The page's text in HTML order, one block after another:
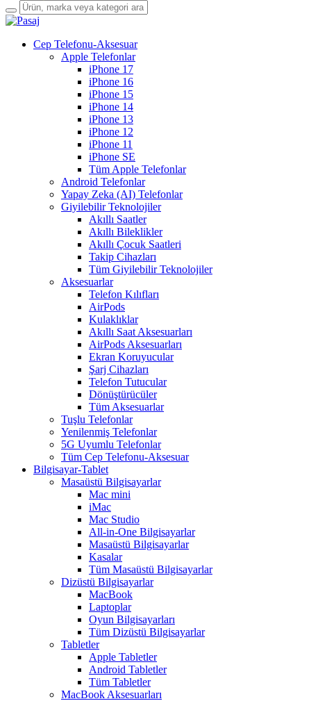
Cep Telefonu-Aksesuar
Apple Telefonlar
iPhone 17
iPhone 16
iPhone 15
iPhone 14
iPhone 13
iPhone 12
iPhone 11
iPhone SE
Tüm Apple Telefonlar
Android Telefonlar
Yapay Zeka (AI) Telefonlar
Giyilebilir Teknolojiler
Akıllı Saatler
Akıllı Bileklikler
Akıllı Çocuk Saatleri
Takip Cihazları
Tüm Giyilebilir Teknolojiler
Aksesuarlar
Telefon Kılıfları
AirPods
Kulaklıklar
Akıllı Saat Aksesuarları
AirPods Aksesuarları
Ekran Koruyucular
Şarj Cihazları
Telefon Tutucular
Dönüştürücüler
Tüm Aksesuarlar
Tuşlu Telefonlar
Yenilenmiş Telefonlar
5G Uyumlu Telefonlar
Tüm Cep Telefonu-Aksesuar
Bilgisayar-Tablet
Masaüstü Bilgisayarlar
Mac mini
iMac
Mac Studio
All-in-One Bilgisayarlar
Masaüstü Bilgisayarlar
Kasalar
Tüm Masaüstü Bilgisayarlar
Dizüstü Bilgisayarlar
MacBook
Laptoplar
Oyun Bilgisayarları
Tüm Dizüstü Bilgisayarlar
Tabletler
Apple Tabletler
Android Tabletler
Tüm Tabletler
MacBook Aksesuarları